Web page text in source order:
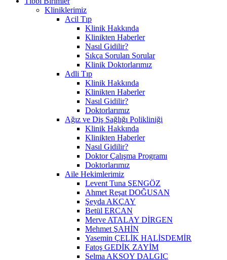
Kliniklerimiz
Acil Tıp
Klinik Hakkında
Klinikten Haberler
Nasıl Gidilir?
Sıkça Sorulan Sorular
Klinik Doktorlarımız
Adli Tıp
Klinik Hakkında
Klinikten Haberler
Nasıl Gidilir?
Doktorlarımız
Ağız ve Diş Sağlığı Polikliniği
Klinik Hakkında
Klinikten Haberler
Nasıl Gidilir?
Doktor Çalışma Programı
Doktorlarımız
Aile Hekimlerimiz
Levent Tuna ŞENGÖZ
Ahmet Reşat DOĞUSAN
Şeyda AKÇAY
Betül ERCAN
Merve ATALAY DİRGEN
Mehmet ŞAHİN
Yasemin ÇELİK HALİSDEMİR
Fatoş GEDİK ZAYİM
Selma AKSOY DALGIÇ